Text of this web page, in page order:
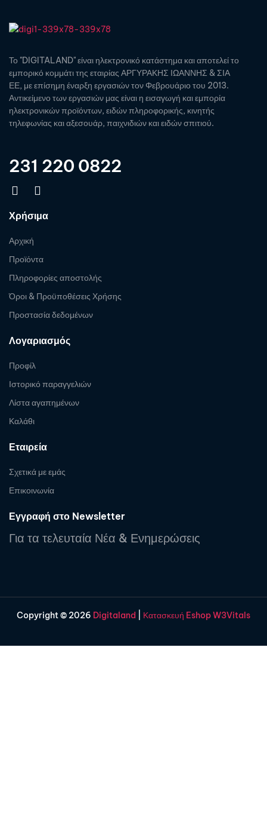
Το "DIGITALAND" είναι ηλεκτρονικό κατάστημα και αποτελεί το
εμπορικό κομμάτι της εταιρίας ΑΡΓΥΡΑΚΗΣ ΙΩΑΝΝΗΣ & ΣΙΑ
ΕΕ, με επίσημη έναρξη εργασιών τον Φεβρουάριο του 2013.
Αντικείμενο των εργασιών μας είναι η εισαγωγή και εμπορία
ηλεκτρονικών προϊόντων, ειδών πληροφορικής, κινητής
τηλεφωνίας και αξεσουάρ, παιχνιδιών και ειδών σπιτιού.
231 220 0822
Χρήσιμα
Αρχική
Προϊόντα
Πληροφορίες αποστολής
Όροι & Προϋποθέσεις Χρήσης
Προστασία δεδομένων
Λογαριασμός
Προφίλ
Ιστορικό παραγγελιών
Λίστα αγαπημένων
Καλάθι
Εταιρεία
Σχετικά με εμάς
Επικοινωνία
Εγγραφή στο Newsletter
Για τα τελευταία Νέα & Ενημερώσεις
Copyright © 2026 Digitaland Κατασκευή Eshop W3Vitals